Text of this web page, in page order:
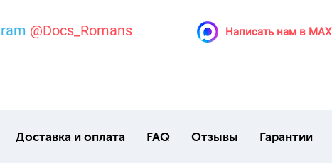
@Docs_Romans Написать нам в MAX
Доставка и оплата FAQ Отзывы Гарантии